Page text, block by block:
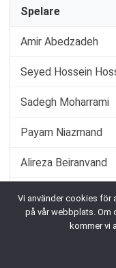
Spelare
Amir Abedzadeh
Seyed Hossein
Sadegh Moharrami
Payam Niazmand
Alireza Beiranvand
Roozbeh Cheshmi
Ehsan Haji Safi
Vi använder cookies för
på vår webbplats. Om
kommer vi